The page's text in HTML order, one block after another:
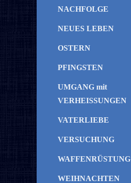
NACHFOLGE
NEUES LEBEN
OSTERN
PFINGSTEN
UMGANG mit
VERHEISSUNGEN
VATERLIEBE
VERSUCHUNG
WAFFENRÜSTUNG
WEIHNACHTEN